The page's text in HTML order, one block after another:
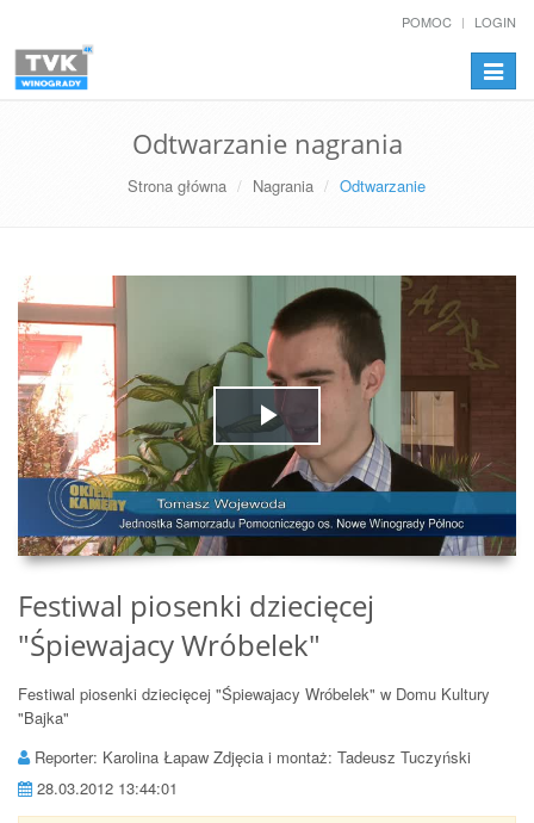
POMOC LOGIN
Odtwarzanie nagrania
Strona główna Nagrania Odtwarzanie
Play
Video
Festiwal piosenki dziecięcej
"Śpiewajacy Wróbelek"
Festiwal piosenki dziecięcej "Śpiewajacy Wróbelek" w Domu Kultury
"Bajka"
Reporter: Karolina Łapaw Zdjęcia i montaż: Tadeusz Tuczyński
28.03.2012 13:44:01